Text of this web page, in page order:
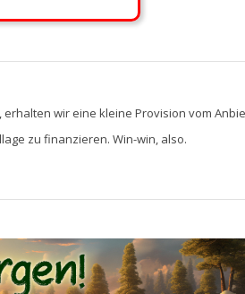
wir eine kleine Provision vom
zu finanzieren. Win-win, also.